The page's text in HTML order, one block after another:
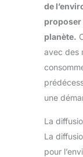
de
proposer
planète.
avec des
une
La
La
pour